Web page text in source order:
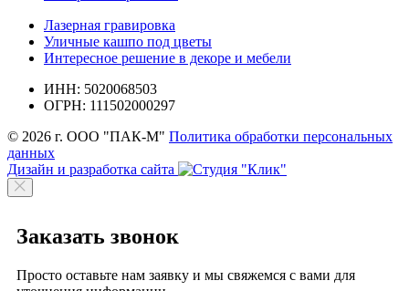
Лазерная гравировка
Уличные кашпо под цветы
Интересное решение в декоре и мебели
ИНН: 5020068503
ОГРН: 111502000297
© 2026 г. ООО "ПАК-М" Политика обработки персональных
данных
Дизайн и разработка сайта
Заказать звонок
Просто оставьте нам заявку и мы свяжемся с вами для